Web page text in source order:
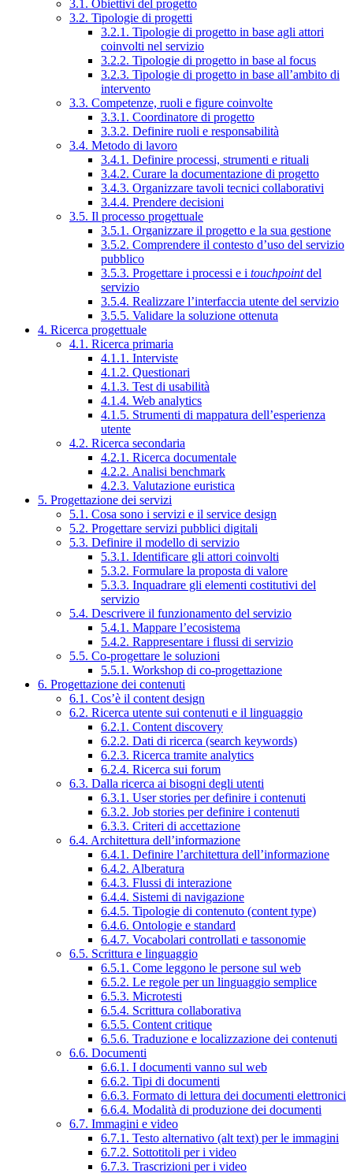
3.1. Obiettivi del progetto
3.2. Tipologie di progetti
3.2.1. Tipologie di progetto in base agli attori
coinvolti nel servizio
3.2.2. Tipologie di progetto in base al focus
3.2.3. Tipologie di progetto in base all’ambito di
intervento
3.3. Competenze, ruoli e figure coinvolte
3.3.1. Coordinatore di progetto
3.3.2. Definire ruoli e responsabilità
3.4. Metodo di lavoro
3.4.1. Definire processi, strumenti e rituali
3.4.2. Curare la documentazione di progetto
3.4.3. Organizzare tavoli tecnici collaborativi
3.4.4. Prendere decisioni
3.5. Il processo progettuale
3.5.1. Organizzare il progetto e la sua gestione
3.5.2. Comprendere il contesto d’uso del servizio
pubblico
3.5.3. Progettare i processi e i touchpointdel
servizio
3.5.4. Realizzare l’interfaccia utente del servizio
3.5.5. Validare la soluzione ottenuta
4. Ricerca progettuale
4.1. Ricerca primaria
4.1.1. Interviste
4.1.2. Questionari
4.1.3. Test di usabilità
4.1.4. Web analytics
4.1.5. Strumenti di mappatura dell’esperienza
utente
4.2. Ricerca secondaria
4.2.1. Ricerca documentale
4.2.2. Analisi benchmark
4.2.3. Valutazione euristica
5. Progettazione dei servizi
5.1. Cosa sono i servizi e il service design
5.2. Progettare servizi pubblici digitali
5.3. Definire il modello di servizio
5.3.1. Identificare gli attori coinvolti
5.3.2. Formulare la proposta di valore
5.3.3. Inquadrare gli elementi costitutivi del
servizio
5.4. Descrivere il funzionamento del servizio
5.4.1. Mappare l’ecosistema
5.4.2. Rappresentare i flussi di servizio
5.5. Co-progettare le soluzioni
5.5.1. Workshop di co-progettazione
6. Progettazione dei contenuti
6.1. Cos’è il content design
6.2. Ricerca utente sui contenuti e il linguaggio
6.2.1. Content discovery
6.2.2. Dati di ricerca (search keywords)
6.2.3. Ricerca tramite analytics
6.2.4. Ricerca sui forum
6.3. Dalla ricerca ai bisogni degli utenti
6.3.1. User stories per definire i contenuti
6.3.2. Job stories per definire i contenuti
6.3.3. Criteri di accettazione
6.4. Architettura dell’informazione
6.4.1. Definire l’architettura dell’informazione
6.4.2. Alberatura
6.4.3. Flussi di interazione
6.4.4. Sistemi di navigazione
6.4.5. Tipologie di contenuto (content type)
6.4.6. Ontologie e standard
6.4.7. Vocabolari controllati e tassonomie
6.5. Scrittura e linguaggio
6.5.1. Come leggono le persone sul web
6.5.2. Le regole per un linguaggio semplice
6.5.3. Microtesti
6.5.4. Scrittura collaborativa
6.5.5. Content critique
6.5.6. Traduzione e localizzazione dei contenuti
6.6. Documenti
6.6.1. I documenti vanno sul web
6.6.2. Tipi di documenti
6.6.3. Formato di lettura dei documenti elettronici
6.6.4. Modalità di produzione dei documenti
6.7. Immagini e video
6.7.1. Testo alternativo (alt text) per le immagini
6.7.2. Sottotitoli per i video
6.7.3. Trascrizioni per i video